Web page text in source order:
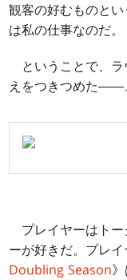
観客の好むものと
は私の仕事なのだ。
ということで、ラ
えをつきつめた――
プレイヤーはトー
ーが好きだ。プレ
Doubling Season